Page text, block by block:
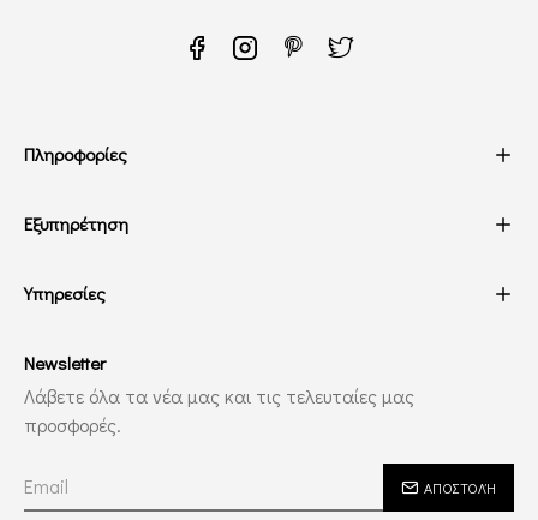
Πληροφορίες
Εξυπηρέτηση
Υπηρεσίες
Newsletter
Λάβετε όλα τα νέα μας και τις τελευταίες μας
προσφορές.
ΑΠΟΣΤΟΛΉ